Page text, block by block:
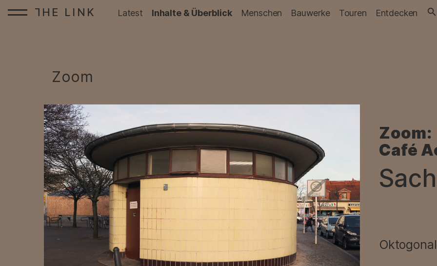
Zum Inhalt springen
T
HE LINK Startseite:
Latest Inhalte & Überblick Menschen Bauwerke Touren Entdecken
Zoom:
Café
Zoom